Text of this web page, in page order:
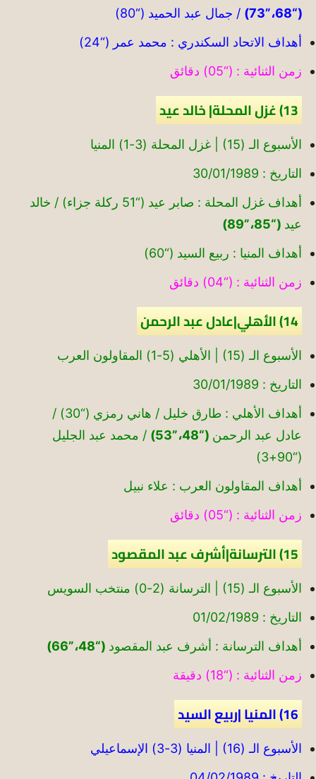
(“68،”73)
/ جمال عبد الحميد (“80)
أهداف الاتحاد السكندري : محمد عمر (“24)
زمن الثنائية : (“05) دقائق
13) غزل المحلة| خالد عيد
الأسبوع الـ (15) | غزل المحلة (3-1) المنيا
التاريخ : 30/01/1989
أهداف غزل المحلة : صابر عيد (“51 ركلة جزاء) / خالد
عيد (“85،”89)
أهداف المنيا : ربيع السيد (“60)
زمن الثنائية : (“04) دقائق
14) الأهلي|عادل عبد الرحمن
الأسبوع الـ (15) | الأهلي (5-1) المقاولون العرب
التاريخ : 30/01/1989
أهداف الأهلي : طارق خليل / هاني رمزي (“30) /
عادل عبد الرحمن (“48،”53)
/ محمد عبد الجليل
(“90+3)
أهداف المقاولون العرب : علاء نبيل
زمن الثنائية : (“05) دقائق
15) الترسانة|أشرف عبد المقصود
الأسبوع الـ (15) | الترسانة (2-0) منتخب السويس
التاريخ : 01/02/1989
أهداف الترسانة : أشرف عبد المقصود (“48،”66)
زمن الثنائية : (“18) دقيقة
16) المنيا |ربيع السيد
الأسبوع الـ (16) | المنيا (3-3) الإسماعيلي